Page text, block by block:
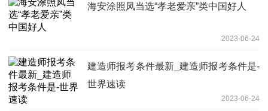
海安涂照凤当选“孝老爱亲”类中国好人
2023-06-24
建造师报考条件最新_建造师报考条件是-
世界速读
2023-06-24